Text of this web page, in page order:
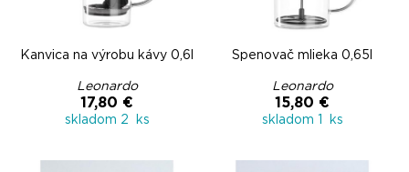
Kanvica na výrobu kávy 0,6l
Leonardo
17,80 €
skladom 2 ks
Spenovač mlieka 0,65l
Leonardo
15,80 €
skladom 1 ks